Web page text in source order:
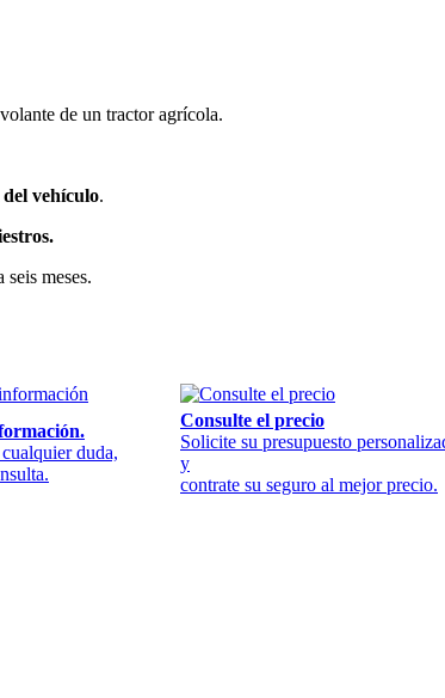
de un tractor agrícola.
vehículo.
seis meses.
duda,
Consulte el precio
Solicite su presupuesto
y
contrate su seguro al mejor precio.